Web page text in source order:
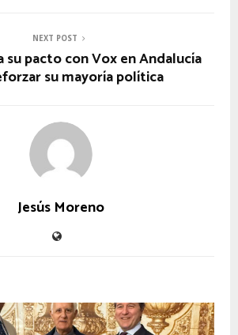
NEXT POST
su pacto con Vox en Andalucía
su mayoría política
Jesús Moreno